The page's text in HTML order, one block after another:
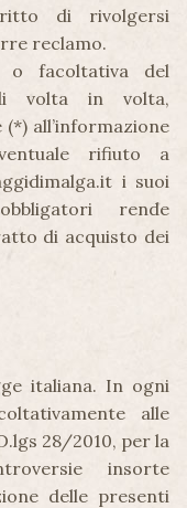
di rivolgersi
reclamo.
o facoltativa del
volta in volta,
all’informazione
rifiuto a
i suoi
rende
di acquisto dei
italiana. In ogni
alle
28/2010, per la
insorte
delle presenti